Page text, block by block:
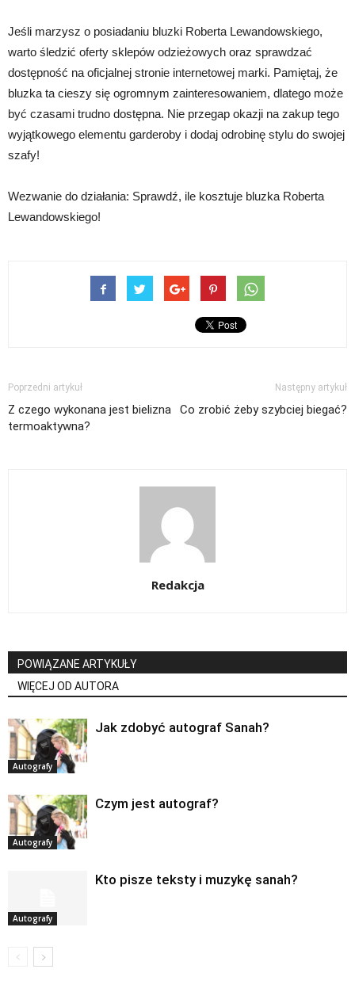
Jeśli marzysz o posiadaniu bluzki Roberta Lewandowskiego,
warto śledzić oferty sklepów odzieżowych oraz sprawdzać
dostępność na oficjalnej stronie internetowej marki. Pamiętaj, że
bluzka ta cieszy się ogromnym zainteresowaniem, dlatego może
być czasami trudno dostępna. Nie przegap okazji na zakup tego
wyjątkowego elementu garderoby i dodaj odrobinę stylu do swojej
szafy!
Wezwanie do działania: Sprawdź, ile kosztuje bluzka Roberta
Lewandowskiego!
Poprzedni artykuł
Z czego wykonana jest bielizna
termoaktywna?
Następny artykuł
Co zrobić żeby szybciej biegać?
Redakcja
POWIĄZANE ARTYKUŁY
WIĘCEJ OD AUTORA
Autografy
Jak zdobyć autograf Sanah?
Autografy
Czym jest autograf?
Autografy
Kto pisze teksty i muzykę sanah?